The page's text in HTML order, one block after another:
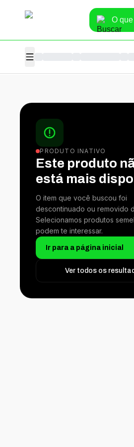
PRODUTO INATIVO
Este produto
está mais
O item que você buscou foi
descontinuado ou removido
Selecionamos produtos
podem te interessar.
Ir para a página inicial
Ver todos os